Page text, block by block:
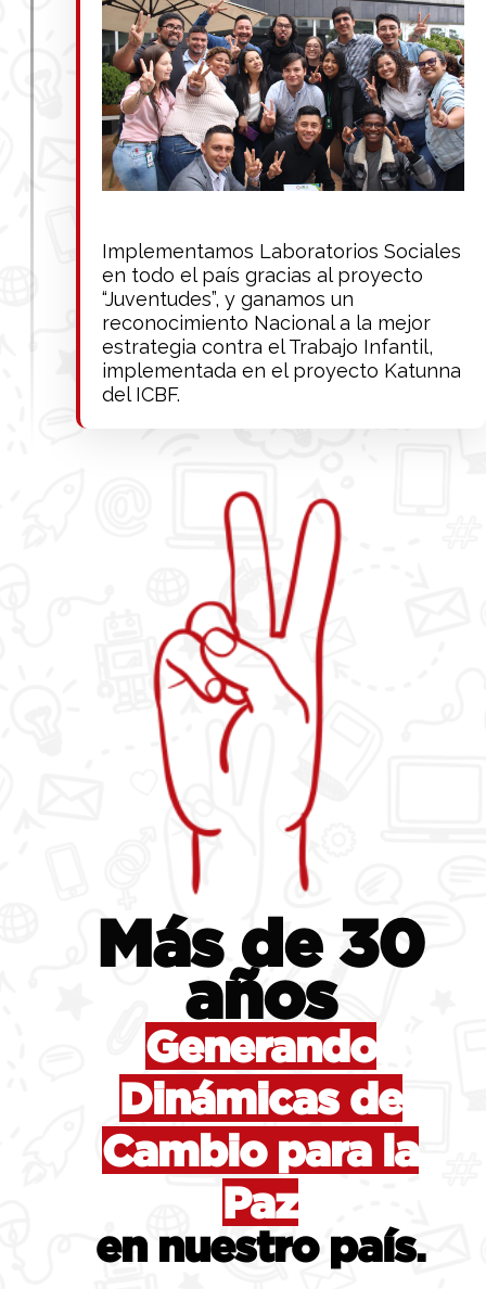
Implementamos Laboratorios Sociales
en todo el país gracias al proyecto
“Juventudes”, y ganamos un
reconocimiento Nacional a la mejor
estrategia contra el Trabajo Infantil,
implementada en el proyecto Katunna
del ICBF.
Más de 30
años
Generando
Dinámicas de
Cambio para la
Paz
en nuestro país.